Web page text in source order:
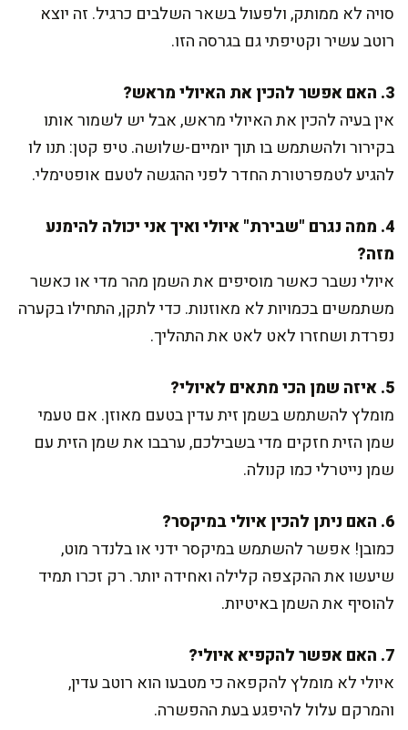
סויה לא ממותק, ולפעול בשאר השלבים כרגיל. זה יוצא
רוטב עשיר וקטיפתי גם בגרסה הזו.
3. האם אפשר להכין את האיולי מראש?
אין בעיה להכין את האיולי מראש, אבל יש לשמור אותו
בקירור ולהשתמש בו תוך יומיים-שלושה. טיפ קטן: תנו לו
להגיע לטמפרטורת החדר לפני ההגשה לטעם אופטימלי.
4. ממה נגרם "שבירת" איולי ואיך אני יכולה להימנע
מזה?
איולי נשבר כאשר מוסיפים את השמן מהר מדי או כאשר
משתמשים בכמויות לא מאוזנות. כדי לתקן, התחילו בקערה
נפרדת ושחזרו לאט לאט את התהליך.
5. איזה שמן הכי מתאים לאיולי?
מומלץ להשתמש בשמן זית עדין בטעם מאוזן. אם טעמי
שמן הזית חזקים מדי בשבילכם, ערבבו את שמן הזית עם
שמן נייטרלי כמו קנולה.
6. האם ניתן להכין איולי במיקסר?
כמובן! אפשר להשתמש במיקסר ידני או בלנדר מוט,
שיעשו את ההקצפה קלילה ואחידה יותר. רק זכרו תמיד
להוסיף את השמן באיטיות.
7. האם אפשר להקפיא איולי?
איולי לא מומלץ להקפאה כי מטבעו הוא רוטב עדין,
והמרקם עלול להיפגע בעת ההפשרה.